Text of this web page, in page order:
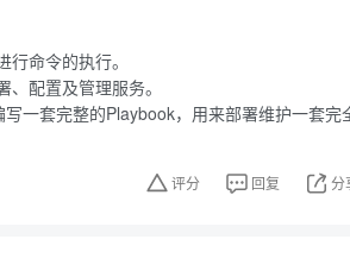
命令的执行。
配置及管理服务。
一套完整的Playbook，用来部署维护一套完
评分 回复 分